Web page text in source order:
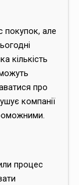
покупок, але
кількість
про
компанії
процес